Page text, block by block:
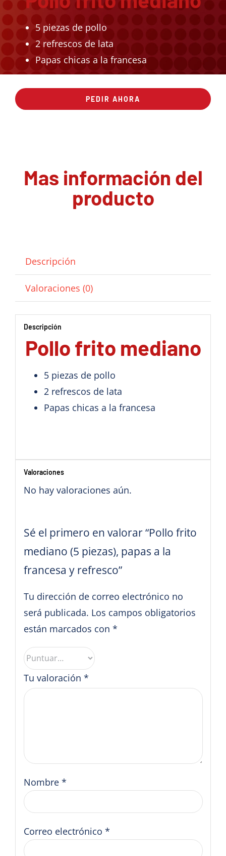
5 piezas de pollo
2 refrescos de lata
Papas chicas a la francesa
PEDIR AHORA
Mas información del
producto
Descripción
Valoraciones (0)
Descripción
Pollo frito mediano
5 piezas de pollo
2 refrescos de lata
Papas chicas a la francesa
Valoraciones
No hay valoraciones aún.
Sé el primero en valorar “Pollo frito
mediano (5 piezas), papas a la
francesa y refresco”
Tu dirección de correo electrónico no
será publicada. Los campos obligatorios
están marcados con *
Tu valoración *
Nombre *
Correo electrónico *